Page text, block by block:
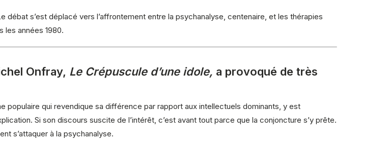
débat s’est déplacé vers l’affrontement entre la psychanalyse, centenaire, et les thérapies
années 1980.
Onfray, Le Crépuscule d’une idole, a provoqué de très
populaire qui revendique sa différence par rapport aux intellectuels dominants, y est
Si son discours suscite de l’intérêt, c’est avant tout parce que la conjoncture s’y prête.
s’attaquer à la psychanalyse.